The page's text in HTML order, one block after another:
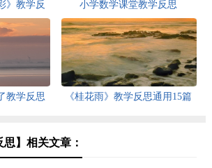
》教学反
小学数学课堂教学反思
教学反思 《桂花雨》教学反思通用15篇
思】相关文章：